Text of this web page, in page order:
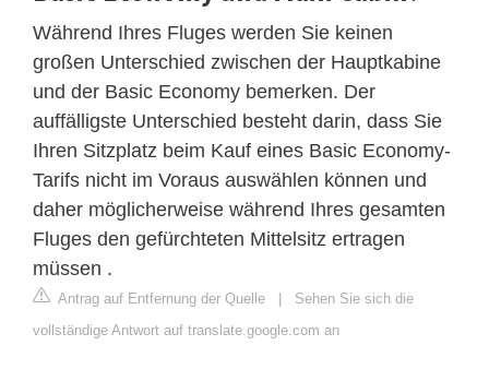
Während Ihres Fluges werden Sie keinen
großen Unterschied zwischen der Hauptkabine
und der Basic Economy bemerken. Der
auffälligste Unterschied besteht darin, dass Sie
Ihren Sitzplatz beim Kauf eines Basic Economy-
Tarifs nicht im Voraus auswählen können und
daher möglicherweise während Ihres gesamten
Fluges den gefürchteten Mittelsitz ertragen
müssen .
Antrag auf Entfernung der Quelle
Sehen Sie sich die
vollständige Antwort auf translate.google.com an